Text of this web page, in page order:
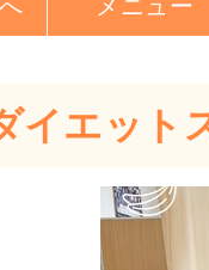
メニュー
イエット